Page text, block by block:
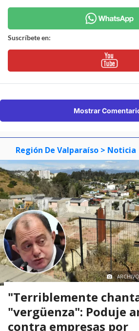
Suscríbete en:
Mostrar
Región De Valparaíso > Noticia
"Terriblemente
"vergüenza": Poduje
contra empresas por